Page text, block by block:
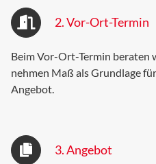
2. Vor-Ort-Termin
Beim Vor-Ort-Termin beraten
nehmen Maß als Grundlage
Angebot.
3. Angebot